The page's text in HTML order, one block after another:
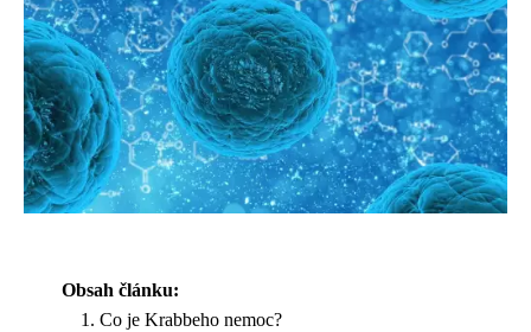
Obsah článku:
Co je Krabbeho nemoc?